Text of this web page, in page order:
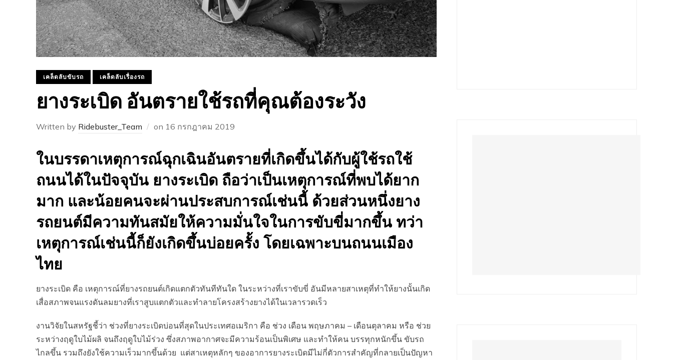
เคล็ดลับขับรถ เคล็ดลับเรื่องรถ
ยางระเบิด อันตรายใช้รถที่คุณต้องระวัง
Written by Ridebuster_Team on 16 กรกฎาคม 2019
ในบรรดาเหตุการณ์ฉุกเฉินอันตรายที่เกิดขึ้นได้กับผู้ใช้รถใช้
ถนนได้ในปัจจุบัน ยางระเบิด ถือว่าเป็นเหตุการณ์ที่พบได้ยาก
มาก และน้อยคนจะผ่านประสบการณ์เช่นนี้ ด้วยส่วนหนึ่งยาง
รถยนต์มีความทันสมัยให้ความมั่นใจในการขับขี่มากขึ้น ทว่า
เหตุการณ์เช่นนี้ก็ยังเกิดขึ้นบ่อยครั้ง โดยเฉพาะบนถนนเมือง
ไทย
ยางระเบิด คือ เหตุการณ์ที่ยางรถยนต์เกิดแตกตัวทันทีทันใด ในระหว่างที่เราขับขี่ อันมีหลายสาเหตุที่ทำให้ยางนั้นเกิด
เสื่อสภาพจนแรงดันลมยางที่เราสูบแตกตัวและทำลายโครงสร้างยางได้ในเวลารวดเร็ว
งานวิจัยในสหรัฐชี้ว่า ช่วงที่ยางระเบิดบ่อนที่สุดในประเทศอเมริกา คือ ช่วง เดือน พฤษภาคม – เดือนตุลาคม หรือ ช่วย
ระหว่างฤดูใบไม้ผลิ จนถึงฤดูใบไม้ร่วง ซึ่งสภาพอากาศจะมีความร้อนเป็นพิเศษ และทำให้คน บรรทุกหนักขึ้น ขับรถ
ไกลขึ้น รวมถึงยังใช้ความเร็วมากขึ้นด้วย แต่สาเหตุหลักๆ ของอาการยางระเบิดมีไม่กี่ตัวการสำคัญที่กลายเป็นปัญหา